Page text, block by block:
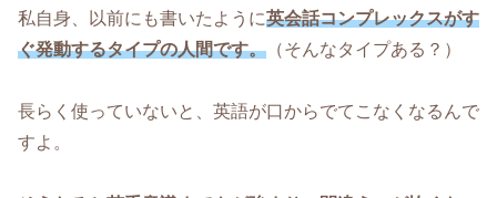
私自身、以前にも書いたように英会話コンプレックスがす
ぐ発動するタイプの人間です。 （そんなタイプある？）
長らく使っていないと、英語が口からでてこなくなるんで
すよ。